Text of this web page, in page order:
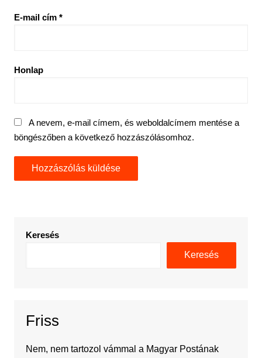
E-mail cím *
Honlap
A nevem, e-mail címem, és weboldalcímem mentése a
böngészőben a következő hozzászólásomhoz.
Keresés
Keresés
Friss
Nem, nem tartozol vámmal a Magyar Postának